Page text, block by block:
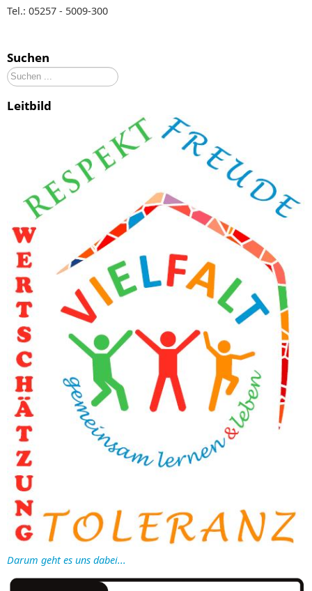
Tel.: 05257 - 5009-300
Suchen
Suchen
...
Leitbild
Darum geht es uns dabei...